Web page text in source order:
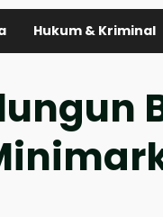
Hukum & Kriminal